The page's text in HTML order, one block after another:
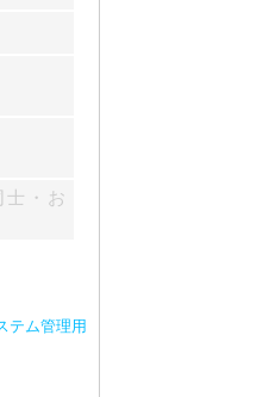
・お
テム管理用